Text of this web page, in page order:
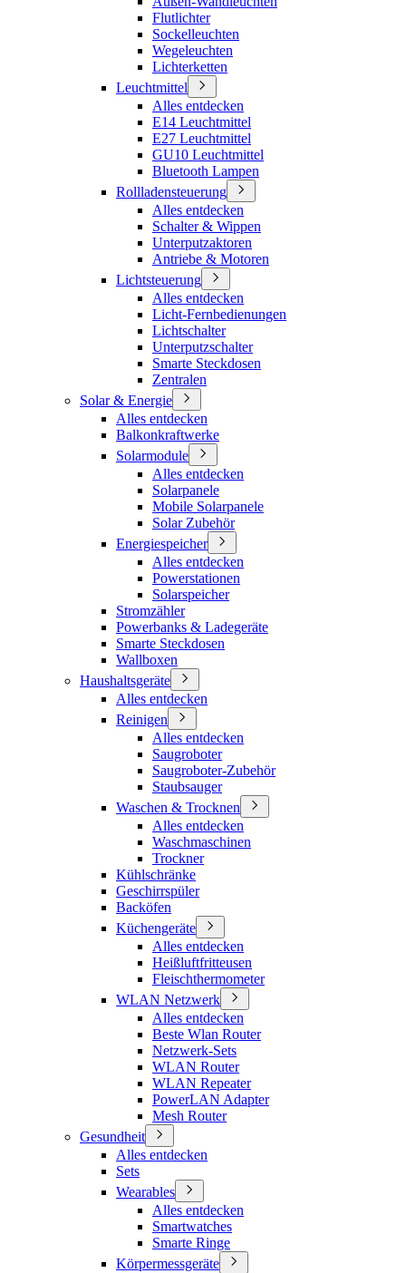
Flutlichter
Sockelleuchten
Wegeleuchten
Lichterketten
Leuchtmittel
Alles entdecken
E14 Leuchtmittel
E27 Leuchtmittel
GU10 Leuchtmittel
Bluetooth Lampen
Rollladensteuerung
Alles entdecken
Schalter & Wippen
Unterputzaktoren
Antriebe & Motoren
Lichtsteuerung
Alles entdecken
Licht-Fernbedienungen
Lichtschalter
Unterputzschalter
Smarte Steckdosen
Zentralen
Solar & Energie
Alles entdecken
Balkonkraftwerke
Solarmodule
Alles entdecken
Solarpanele
Mobile Solarpanele
Solar Zubehör
Energiespeicher
Alles entdecken
Powerstationen
Solarspeicher
Stromzähler
Powerbanks & Ladegeräte
Smarte Steckdosen
Wallboxen
Haushaltsgeräte
Alles entdecken
Reinigen
Alles entdecken
Saugroboter
Saugroboter-Zubehör
Staubsauger
Waschen & Trocknen
Alles entdecken
Waschmaschinen
Trockner
Kühlschränke
Geschirrspüler
Backöfen
Küchengeräte
Alles entdecken
Heißluftfritteusen
Fleischthermometer
WLAN Netzwerk
Alles entdecken
Beste Wlan Router
Netzwerk-Sets
WLAN Router
WLAN Repeater
PowerLAN Adapter
Mesh Router
Gesundheit
Alles entdecken
Sets
Wearables
Alles entdecken
Smartwatches
Smarte Ringe
Körpermessgeräte